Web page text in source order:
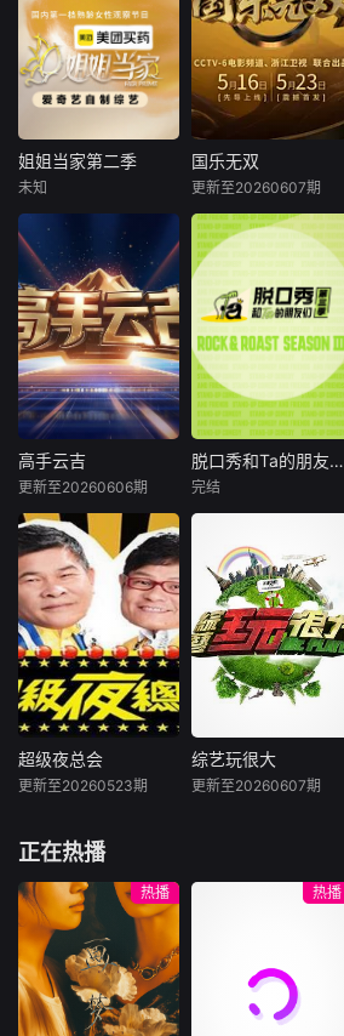
周年巅峰对决#全
新升级归来，这次
不止比技术，更要
玩灵魂共振！最顶
的舞台 最真的故
年轻态度的发生
器。十年巅峰，全
证！
索全世界的同频快
乐。
姐姐当家第二季
一档聚焦“中女群
体”的女性生活观察
类真人秀，节目邀
请处于不同年龄、
情感、事业和个人
成长状态下的“中
女”，以她们的生活
为“中女”样本，去
探讨关于情感婚
姻、家庭关系、职
场社交等深层次的
内
姐姐当家第二季
未知
国乐无双
张杰
江卫视、中央宣传
部电影卫星频道联
合推出的节目。 该
对抗，观众现场票
选每期“主题金
曲”，最终汇编《粤
无双》实体专辑，
并直通国家级文艺
六黄金档在浙江卫
视、中央宣传部电
影卫星频道播出。
国乐无双
更新至20260607期
高手云吉
节目立足于吉林振
兴发展的时代大
局，聚焦各领域的
顶尖工匠，将硬核
技术转化为震撼的
视觉奇观，不仅呈
现技术之“硬”，更
深入挖掘工匠故事
“暖”，将平凡岗位
上的奋斗升华为动
人的先锋传奇。
高手云吉
更新至20260606期
脱口秀和Ta的朋友们第三季
台 年度热梗发源地
2026夏天准时快乐
脱口秀和Ta的朋友们第三季
完结
超级夜总会
剧情简介暂缺，敬
请期待
超级夜总会
更新至20260523期
综艺玩很大
三立电视与台湾电
于台视主频、台视
HD台首播，2014
综艺玩很大
更新至20260607期
正在热播
热播 热播